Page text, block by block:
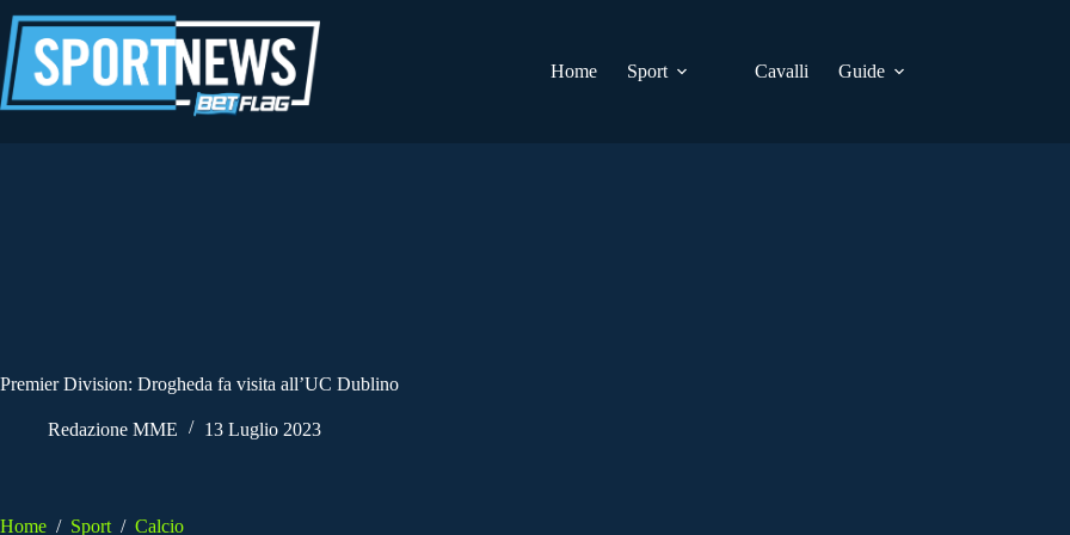
al
contenuto
Home
Sport Cavalli Guide
Premier Division: Drogheda fa visita all’UC Dublino
Redazione MME 13 Luglio 2023
Home / Sport / Calcio